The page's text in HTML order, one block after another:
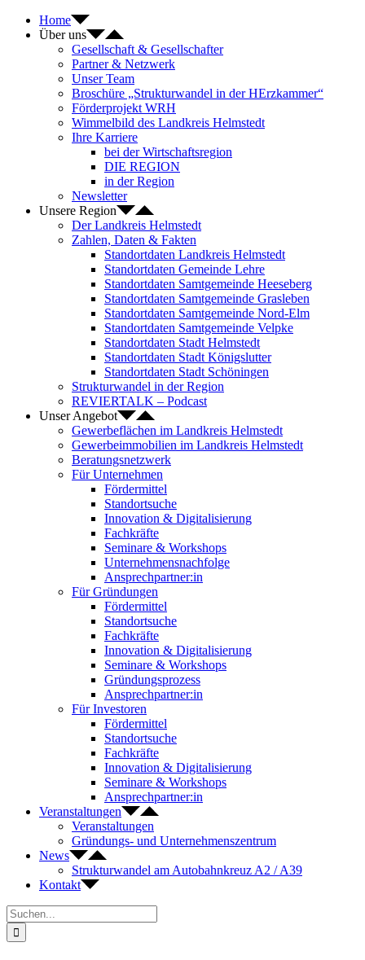
Home
Über uns
Gesellschaft & Gesellschafter
Partner & Netzwerk
Unser Team
Broschüre „Strukturwandel in der HErzkammer“
Förderprojekt WRH
Wimmelbild des Landkreis Helmstedt
Ihre Karriere
bei der Wirtschaftsregion
DIE REGION
in der Region
Newsletter
Unsere Region
Der Landkreis Helmstedt
Zahlen, Daten & Fakten
Standortdaten Landkreis Helmstedt
Standortdaten Gemeinde Lehre
Standortdaten Samtgemeinde Heeseberg
Standortdaten Samtgemeinde Grasleben
Standortdaten Samtgemeinde Nord-Elm
Standortdaten Samtgemeinde Velpke
Standortdaten Stadt Helmstedt
Standortdaten Stadt Königslutter
Standortdaten Stadt Schöningen
Strukturwandel in der Region
REVIERTALK – Podcast
Unser Angebot
Gewerbeflächen im Landkreis Helmstedt
Gewerbeimmobilien im Landkreis Helmstedt
Beratungsnetzwerk
Für Unternehmen
Fördermittel
Standortsuche
Innovation & Digitalisierung
Fachkräfte
Seminare & Workshops
Unternehmensnachfolge
Ansprechpartner:in
Für Gründungen
Fördermittel
Standortsuche
Fachkräfte
Innovation & Digitalisierung
Seminare & Workshops
Gründungsprozess
Ansprechpartner:in
Für Investoren
Fördermittel
Standortsuche
Fachkräfte
Innovation & Digitalisierung
Seminare & Workshops
Ansprechpartner:in
Veranstaltungen
Veranstaltungen
Gründungs- und Unternehmenszentrum
News
Strukturwandel am Autobahnkreuz A2 / A39
Kontakt
Suche
nach: